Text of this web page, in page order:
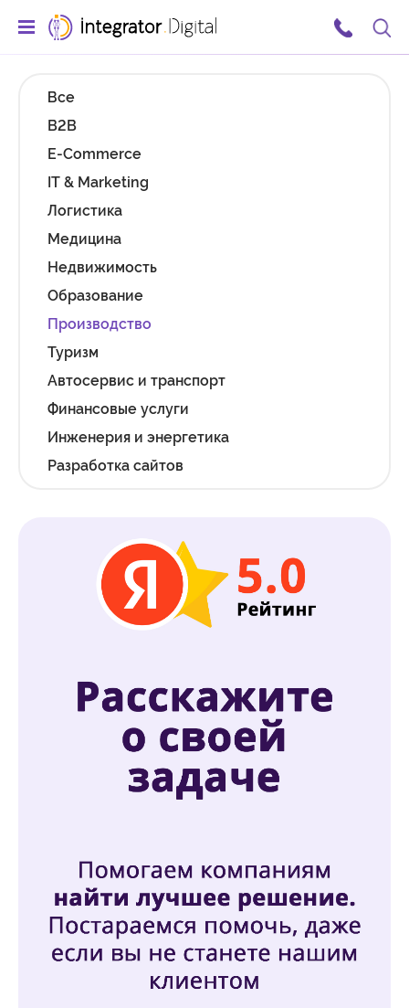
Ссылка на главную страницу
Все
B2B
E-Commerce
IT & Marketing
Логистика
Медицина
Недвижимость
Образование
Производство
Туризм
Автосервис и транспорт
Финансовые услуги
Инженерия и энергетика
Разработка сайтов